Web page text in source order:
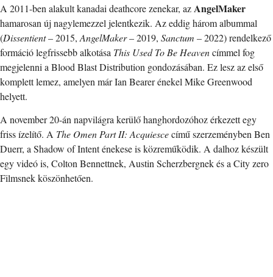
A 2011-ben alakult kanadai deathcore zenekar, azAngelMaker
hamarosan új nagylemezzel jelentkezik. Az eddig három albummal
(Dissentient– 2015, AngelMaker– 2019, Sanctum – 2022) rendelkező
formáció legfrissebb alkotása This Used To Be Heavencímmel fog
megjelenni a Blood Blast Distribution gondozásában. Ez lesz az első
komplett lemez, amelyen már Ian Bearer énekel Mike Greenwood
helyett.
A november 20-án napvilágra kerülő hanghordozóhoz érkezett egy
friss ízelítő. A The Omen Part II: Acquiescecímű szerzeményben Ben
Duerr, a Shadow of Intent énekese is közreműködik. A dalhoz készült
egy videó is, Colton Bennettnek, Austin Scherzbergnek és a City zero
Filmsnek köszönhetően.